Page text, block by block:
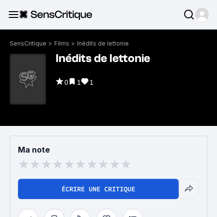
SensCritique > Films > Inédits de lettonie
Inédits de lettonie
0 1 1
Ma note
ÉCRIRE UNE CRITIQUE